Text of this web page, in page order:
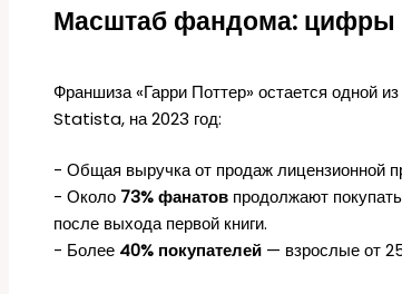
Масштаб фандома: цифры
Франшиза «Гарри Поттер» остается одной
Statista, на 2023 год:
- Общая выручка от продаж лицензионной
- Около 73% фанатов продолжают
после выхода первой книги.
- Более 40% покупателей — взрослые от